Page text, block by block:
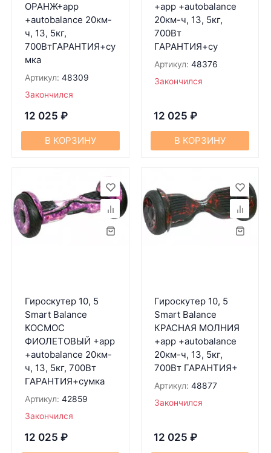
ОРАНЖ+app
+autobalance 20км-
ч, 13, 5кг,
700ВтГАРАНТИЯ+су
мка
Артикул: 48309
Закончился
12 025 ₽
В КОРЗИНУ
+app +autobalance
20км-ч, 13, 5кг,
700Вт
ГАРАНТИЯ+су
Артикул: 48376
Закончился
12 025 ₽
В КОРЗИНУ
Гироскутер 10, 5
Smart Balance
КОСМОС
ФИОЛЕТОВЫЙ +app
+autobalance 20км-
ч, 13, 5кг, 700Вт
ГАРАНТИЯ+сумка
Артикул: 42859
Закончился
12 025 ₽
Гироскутер 10, 5
Smart Balance
КРАСНАЯ МОЛНИЯ
+app +autobalance
20км-ч, 13, 5кг,
700Вт ГАРАНТИЯ+
Артикул: 48877
Закончился
12 025 ₽